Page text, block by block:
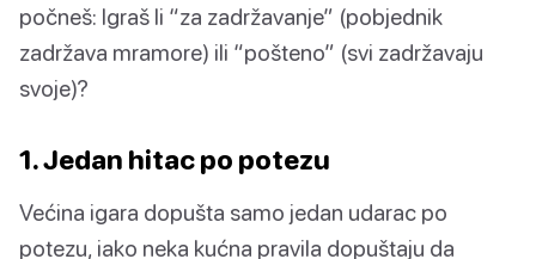
počneš: Igraš li “za zadržavanje” (pobjednik
zadržava mramore) ili “pošteno” (svi zadržavaju
svoje)?
1. Jedan hitac po potezu
Većina igara dopušta samo jedan udarac po
potezu, iako neka kućna pravila dopuštaju da